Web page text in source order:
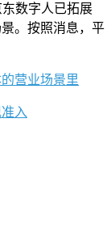
数字人已拓展
。按照消息，平
营业场景里
入